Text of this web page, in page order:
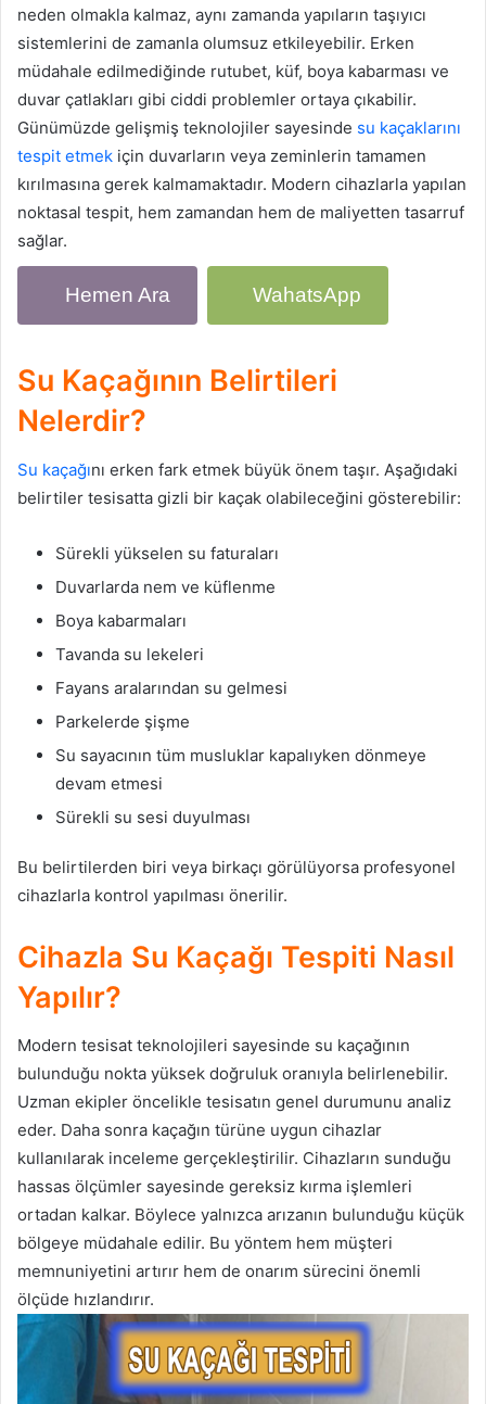
neden olmakla kalmaz, aynı zamanda yapıların taşıyıcı
sistemlerini de zamanla olumsuz etkileyebilir. Erken
müdahale edilmediğinde rutubet, küf, boya kabarması ve
duvar çatlakları gibi ciddi problemler ortaya çıkabilir.
Günümüzde gelişmiş teknolojiler sayesinde su kaçaklarını
tespit etmek için duvarların veya zeminlerin tamamen
kırılmasına gerek kalmamaktadır. Modern cihazlarla yapılan
noktasal tespit, hem zamandan hem de maliyetten tasarruf
sağlar.
Hemen Ara WahatsApp
Su Kaçağının Belirtileri
Nelerdir?
Su kaçağını erken fark etmek büyük önem taşır. Aşağıdaki
belirtiler tesisatta gizli bir kaçak olabileceğini gösterebilir:
Sürekli yükselen su faturaları
Duvarlarda nem ve küflenme
Boya kabarmaları
Tavanda su lekeleri
Fayans aralarından su gelmesi
Parkelerde şişme
Su sayacının tüm musluklar kapalıyken dönmeye
devam etmesi
Sürekli su sesi duyulması
Bu belirtilerden biri veya birkaçı görülüyorsa profesyonel
cihazlarla kontrol yapılması önerilir.
Cihazla Su Kaçağı Tespiti Nasıl
Yapılır?
Modern tesisat teknolojileri sayesinde su kaçağının
bulunduğu nokta yüksek doğruluk oranıyla belirlenebilir.
Uzman ekipler öncelikle tesisatın genel durumunu analiz
eder. Daha sonra kaçağın türüne uygun cihazlar
kullanılarak inceleme gerçekleştirilir. Cihazların sunduğu
hassas ölçümler sayesinde gereksiz kırma işlemleri
ortadan kalkar. Böylece yalnızca arızanın bulunduğu küçük
bölgeye müdahale edilir. Bu yöntem hem müşteri
memnuniyetini artırır hem de onarım sürecini önemli
ölçüde hızlandırır.